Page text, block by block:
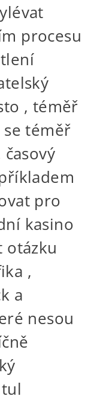
procesu
, téměř
téměř
pro
kasino
otázku
,
a
nesou